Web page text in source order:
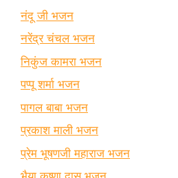
नंदू जी भजन
नरेंद्र चंचल भजन
निकुंज कामरा भजन
पप्पू शर्मा भजन
पागल बाबा भजन
प्रकाश माली भजन
प्रेम भूषणजी महाराज भजन